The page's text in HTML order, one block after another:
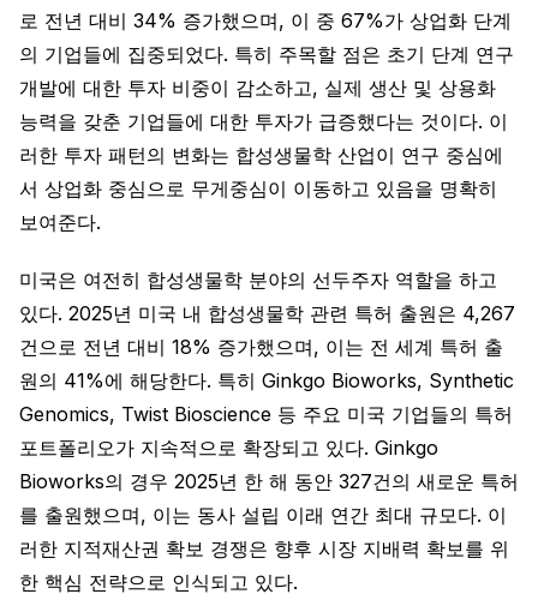
로 전년 대비 34% 증가했으며, 이 중 67%가 상업화 단계
의 기업들에 집중되었다. 특히 주목할 점은 초기 단계 연구
개발에 대한 투자 비중이 감소하고, 실제 생산 및 상용화
능력을 갖춘 기업들에 대한 투자가 급증했다는 것이다. 이
러한 투자 패턴의 변화는 합성생물학 산업이 연구 중심에
서 상업화 중심으로 무게중심이 이동하고 있음을 명확히
보여준다.
미국은 여전히 합성생물학 분야의 선두주자 역할을 하고
있다. 2025년 미국 내 합성생물학 관련 특허 출원은 4,267
건으로 전년 대비 18% 증가했으며, 이는 전 세계 특허 출
원의 41%에 해당한다. 특히 Ginkgo Bioworks, Synthetic
Genomics, Twist Bioscience 등 주요 미국 기업들의 특허
포트폴리오가 지속적으로 확장되고 있다. Ginkgo
Bioworks의 경우 2025년 한 해 동안 327건의 새로운 특허
를 출원했으며, 이는 동사 설립 이래 연간 최대 규모다. 이
러한 지적재산권 확보 경쟁은 향후 시장 지배력 확보를 위
한 핵심 전략으로 인식되고 있다.